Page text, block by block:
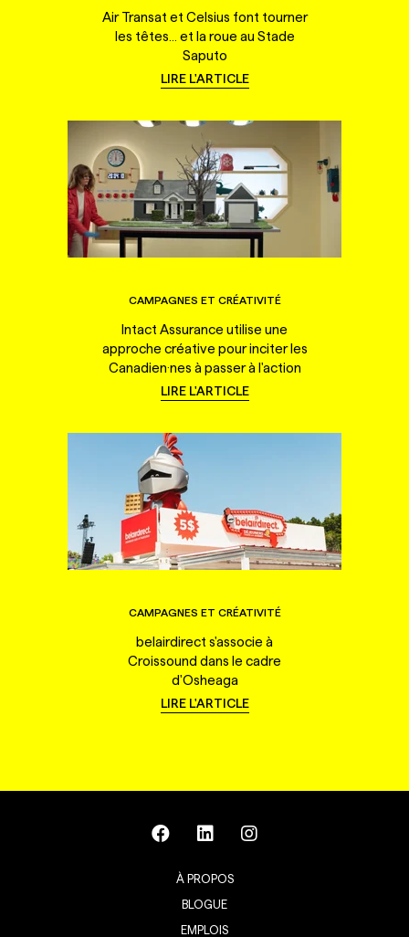
Air Transat et Celsius font tourner
les têtes... et la roue au Stade
Saputo
LIRE L'ARTICLE
CAMPAGNES ET CRÉATIVITÉ
Intact Assurance utilise une
approche créative pour inciter les
Canadien·nes à passer à l'action
LIRE L'ARTICLE
CAMPAGNES ET CRÉATIVITÉ
belairdirect s'associe à
Croissound dans le cadre
d'Osheaga
LIRE L'ARTICLE
À PROPOS
BLOGUE
EMPLOIS